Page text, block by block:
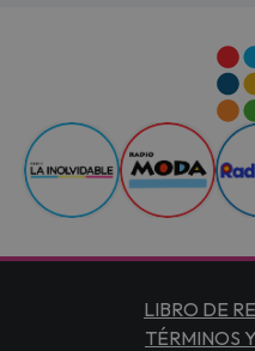
LIBRO DE
TÉRMINOS